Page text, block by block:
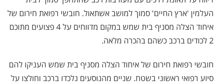
העלמין 'ארץ החיים' סמוך למושב אשתאול. חובשי רפואת חירום של
איחוד הצלה מסניף בית שמש במקום מדווחים על 4 פצועים מתוכם
2 לכודים ברכב כשהם בהכרה מלאה.
חובשי רפואת חירום של איחוד הצלה מסניף בית שמש העניקו להם
סיוע רפואי ראשוני בשטח. שניים מהנוסעים נלכדו ברכב וחולצו על